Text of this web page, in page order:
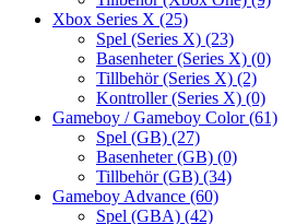
Xbox Series X (25)
Spel (Series X) (23)
Basenheter (Series X) (0)
Tillbehör (Series X) (2)
Kontroller (Series X) (0)
Gameboy / Gameboy Color(61)
Spel (GB) (27)
Basenheter (GB) (0)
Tillbehör (GB) (34)
Gameboy Advance (60)
Spel (GBA) (42)